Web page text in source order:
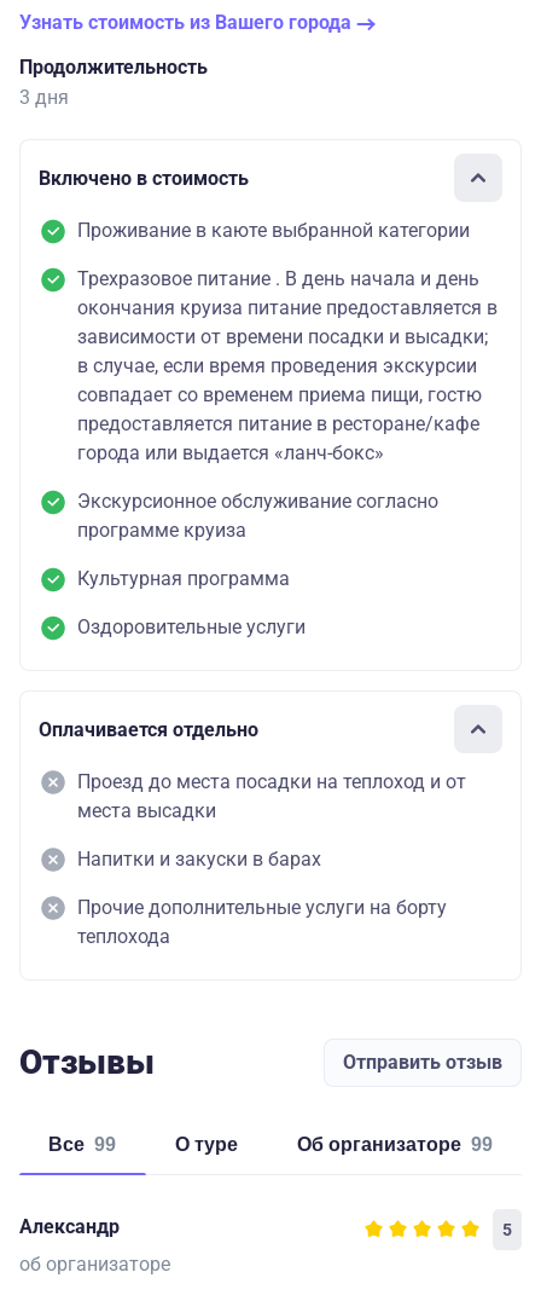
Узнать стоимость из Вашего города
Продолжительность
3 дня
Включено в стоимость
Проживание в каюте выбранной категории
Трехразовое питание . В день начала и день
окончания круиза питание предоставляется в
зависимости от времени посадки и высадки;
в случае, если время проведения экскурсии
совпадает со временем приема пищи, гостю
предоставляется питание в ресторане/кафе
города или выдается «ланч-бокс»
Экскурсионное обслуживание согласно
программе круиза
Культурная программа
Оздоровительные услуги
Оплачивается отдельно
Проезд до места посадки на теплоход и от
места высадки
Напитки и закуски в барах
Прочие дополнительные услуги на борту
теплохода
Отзывы Отправить отзыв
Все 99 о туре об организаторе 99
Александр 5
об организаторе